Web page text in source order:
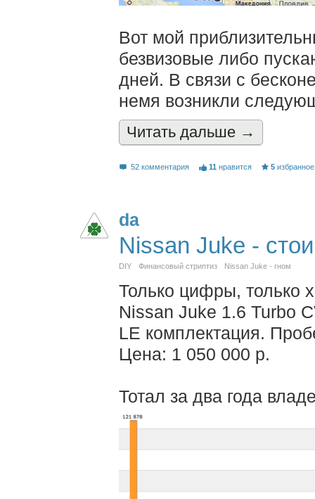
Вот мой
безвизовые либо
дней. В связи с
немя возникли
Читать дальшe →
52 комментария 11 нравится 5 избранное
da
Nissan Juke -
DIY Финансовый стриптиз Nissan Juke - гном
Только цифры, только
Nissan Juke 1.6 Turbo
LE комплектация.
Цена: 1 050 000 р.
Тотал за два года